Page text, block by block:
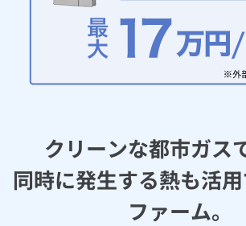
インターネットのお申込み
レンジフード
食器洗い乾燥機
乾太くん
ガス温水床暖房「ヌック」
取替用ガスコンセント
ガス栓の増設 プラスライン
ルームエアコン
エネファーム
太陽光発電
スマイルーフ
エコキュート
警報器・消火器
ぴこぴこ・スマぴこ・けむぴこ
お近くのガスのお店
ほっ得定額
みるぴこ
FitDish
関西おでかけ納税
クリーンな都市ガス
同時に発生する熱も活
ファーム。